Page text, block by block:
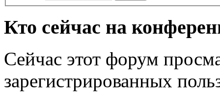
Кто сейчас на
Сейчас этот форум
зарегистрированных